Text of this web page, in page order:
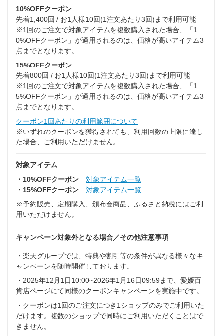
10%OFFクーポン
先着1,400回 / お1人様10回(1注文あたり3回)まで利用可能
※1回のご注文で対象アイテムを複数購入された場合、「1
0%OFFクーポン」が適用されるのは、価格が高いアイテム3
点までとなります。
15%OFFクーポン
先着800回 / お1人様10回(1注文あたり3回)まで利用可能
※1回のご注文で対象アイテムを複数購入された場合、「1
5%OFFクーポン」が適用されるのは、価格が高いアイテム3
点までとなります。
クーポン1回あたりの利用範囲について
※いずれのクーポンを獲得されても、利用回数の上限に達し
た場合、ご利用いただけません。
対象アイテム
・10%OFFクーポン
対象アイテム一覧
・15%OFFクーポン
対象アイテム一覧
※予約販売、定期購入、頒布会商品、ふるさと納税にはご利
用いただけません。
キャンペーン対象外となる場合／その他注意事項
・楽天グループでは、特典や割引等の条件が異なる様々なキ
ャンペーンを随時開催しております。
・2025年12月1日10ː00~2026年1月16日09:59まで、愛媛百
貨店ページにて同様のクーポンキャンペーンを実施中です。
・クーポンは1回のご注文につき1ショップのみでご利用いた
だけます。複数のショップで同時にご利用いただくことはで
きません。